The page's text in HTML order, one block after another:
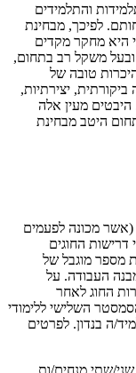
והתלמידים
לפיכך, מבחינת
היא מחקר מקדים
ובעל משקל רב בתחום,
טובה של
יצירתיות,
היבטים מעין אלה
היטב מבחינת
מכונה לפעמים
החוגים
מספר מוגבל של
העבודה. על
החוג לאחר
השלישי ללימודי
ה בנדון. לפרטים
שתי מנחים/ות